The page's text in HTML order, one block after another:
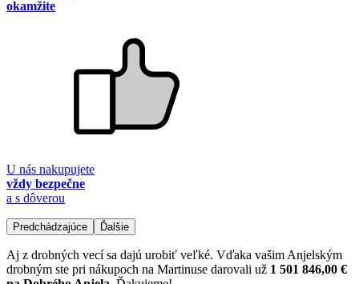
okamžite
U nás nakupujete
vždy bezpečne
a s dôverou
Predchádzajúce Ďalšie
Aj z drobných vecí sa dajú urobiť veľké. Vďaka vašim Anjelským
drobným ste pri nákupoch na Martinuse darovali už 1 501 846,00 €